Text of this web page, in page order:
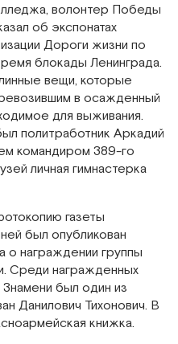
волонтер Победы
об экспонатах
Дороги жизни по
блокады Ленинграда.
вещи, которые
в осажденный
для выживания.
политработник Аркадий
командиром 389-го
личная гимнастерка
газеты
был опубликован
о награждении группы
Среди награжденных
был один из
Данилович Тихонович. В
книжка.